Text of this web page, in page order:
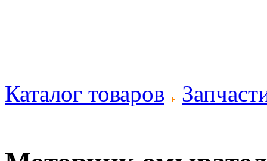
Каталог товаров